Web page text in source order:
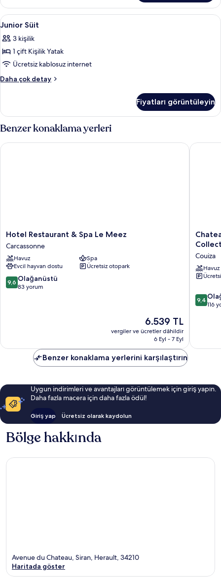
fazla
detay
Junior
Süit
için
tüm
fotoğrafları
görün
Junior Süit | Kaliteli yatak takımı,
8
Junior Süit
3 kişilik
1 çift Kişilik Yatak
Ücretsiz kablosuz internet
Daha çok detay
Junior
fazla
Fiyatları görüntüleyin
Benzer konaklama yerleri
Hotel
Restaurant
&
Spa
Le
Meez
Carcassonne
Hotel Restaurant & Spa Le Meez
Carcassonne
Havuz
Spa
Evcil hayvan dostu
Ücretsiz otopark
10
üzerinden
9,6 Olağanüstü
83 yorum
Güncel
fiyat:
6.539 TL
6.539 TL
vergiler ve ücretler dâhildir
6 Eyl - 7 Eyl
Hotel Restaurant & Spa Le Meez
Chateau
des
de
BW
Couiza
Couiza
Havuz
10
9,4
116
Benzer konaklama yerlerini karşılaştırın
Uygun indirimleri ve avantajları görüntülemek için giriş yapın.
Daha fazla macera için daha fazla ödül!
Giriş yap Ücretsiz olarak kaydolun
Bölge hakkında
Avenue du Chateau, Siran, Herault, 34210
Haritada göster